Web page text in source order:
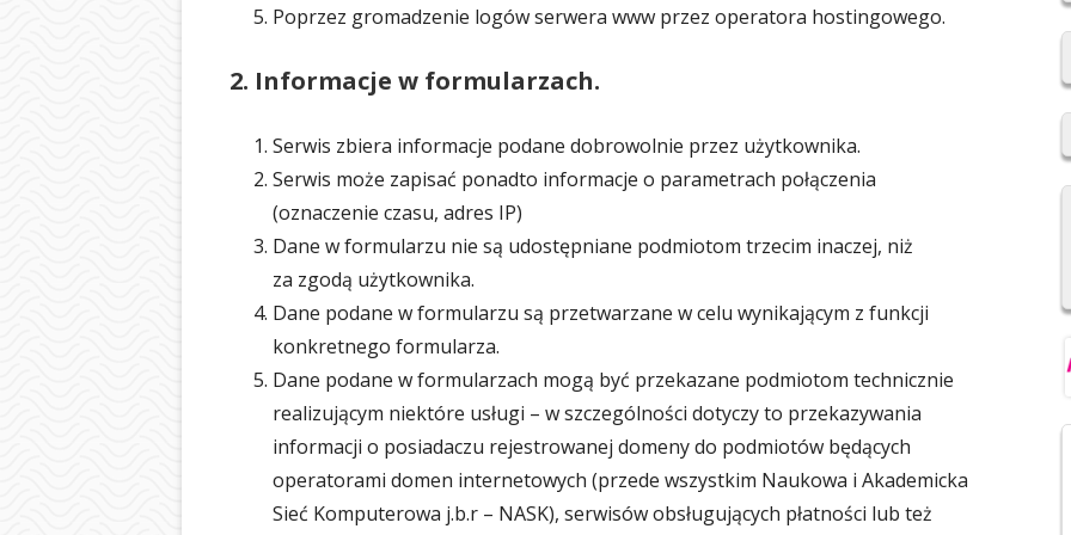
BIBLIOTEKA
SAMORZĄD UCZNIOWSKI
REGULAMIN SU SP IM. F.
ŚWIEBOCKIEGO W BARCICACH
OCHRONA DANYCH OSOBOWYCH
LOGOTYP
2019/2020
Poprzez gromadzenie logów serwera www przez operatora hostingowego.
2. Informacje w formularzach.
Serwis zbiera informacje podane dobrowolnie przez użytkownika.
Serwis może zapisać ponadto informacje o parametrach połączenia
(oznaczenie czasu, adres IP)
Dane w formularzu nie są udostępniane podmiotom trzecim inaczej, niż
za zgodą użytkownika.
Dane podane w formularzu są przetwarzane w celu wynikającym z funkcji
konkretnego formularza.
Dane podane w formularzach mogą być przekazane podmiotom technicznie
realizującym niektóre usługi – w szczególności dotyczy to przekazywania
informacji o posiadaczu rejestrowanej domeny do podmiotów będących
operatorami domen internetowych (przede wszystkim Naukowa i Akademicka
Sieć Komputerowa j.b.r – NASK), serwisów obsługujących płatności lub też